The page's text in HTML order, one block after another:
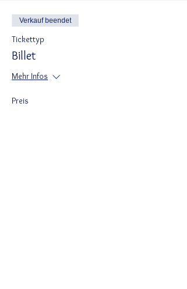
Verkauf beendet
Tickettyp
Billet
Mehr Infos
Preis